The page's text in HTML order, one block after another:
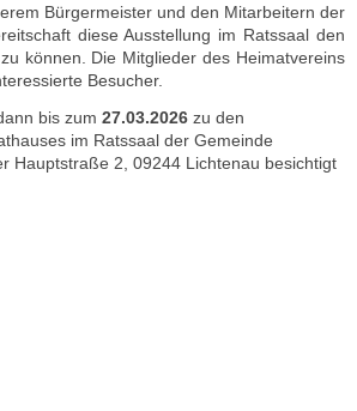
Bürgermeister und den Mitarbeitern der
diese Ausstellung im Ratssaal den
können. Die Mitglieder des Heimatvereins
Besucher.
bis zum 27.03.2026 zu den
im Ratssaal der Gemeinde
Hauptstraße 2, 09244 Lichtenau besichtigt